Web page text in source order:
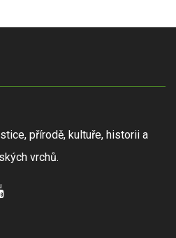
přírodě, kultuře, historii a
vrchů.